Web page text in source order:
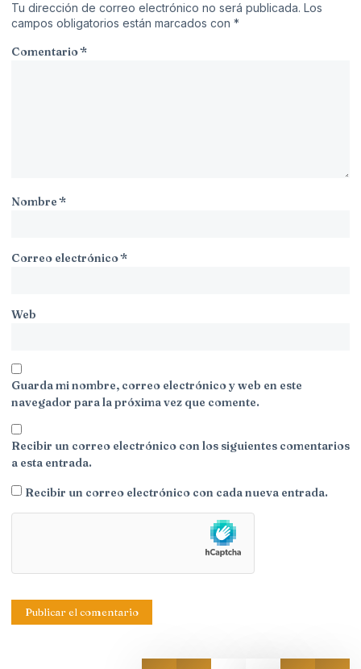
Tu dirección de correo electrónico no será publicada. Los
campos obligatorios están marcados con *
Comentario*
Nombre*
Correo electrónico*
Web
Guarda mi nombre, correo electrónico y web en este
navegador para la próxima vez que comente.
Recibir un correo electrónico con los siguientes comentarios
a esta entrada.
Recibir un correo electrónico con cada nueva entrada.